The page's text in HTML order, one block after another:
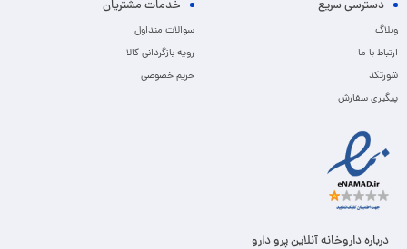
دسترسی سریع
وبلاگ
ارتباط با ما
شورتکد
پیگیری سفارش
خدمات مشتریان
سوالات متداول
رویه بازگردانی کالا
حریم خصوصی
درباره داروخانه آنلاین پرو دارو